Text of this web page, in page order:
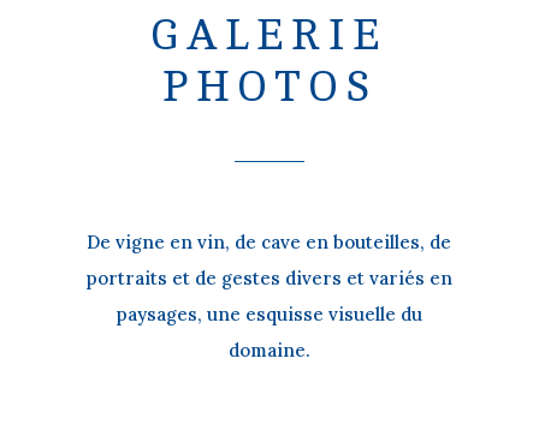
GALERIE
PHOTOS
De vigne en vin, de cave en bouteilles, de
portraits et de gestes divers et variés en
paysages, une esquisse visuelle du
domaine.